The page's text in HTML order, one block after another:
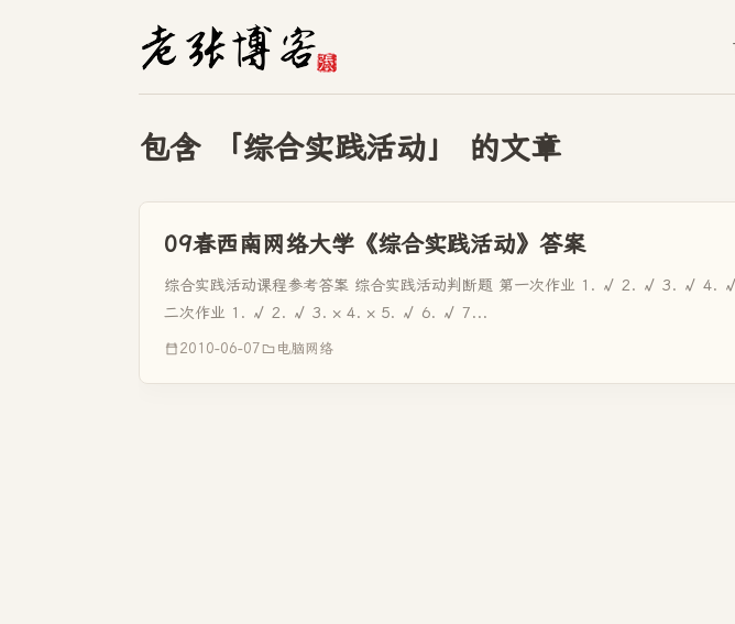
包含 「综合实践活动」 的文章
09春西南网络大学《综合实践活动》答案
综合实践活动课程参考答案 综合实践活动判断题 第一次作业 1. √ 2. √ 3. √
二次作业 1. √ 2. √ 3. × 4. × 5. √ 6. √ 7...
2010-06-07 电脑网络